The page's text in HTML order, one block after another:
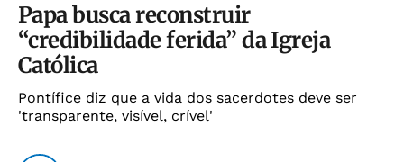
Papa busca reconstruir
“credibilidade ferida” da Igreja
Católica
Pontífice diz que a vida dos sacerdotes deve ser
'transparente, visível, crível'